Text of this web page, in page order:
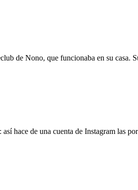
de Nono, que funcionaba en su casa.
hace de una cuenta de Instagram las